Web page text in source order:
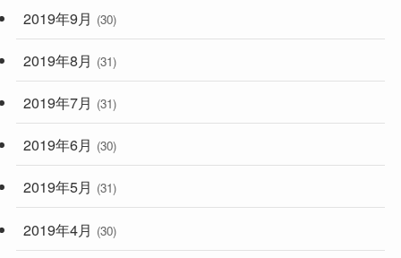
2019年9月 (30)
2019年8月 (31)
2019年7月 (31)
2019年6月 (30)
2019年5月 (31)
2019年4月 (30)